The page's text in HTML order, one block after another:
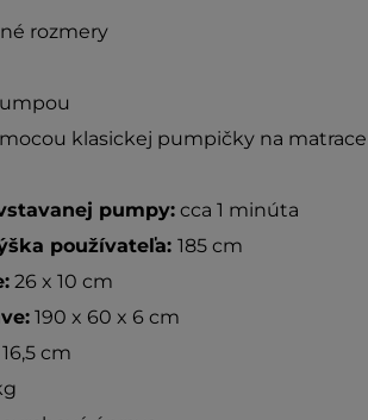
rozmery
klasickej pumpičky na matrace
pumpy:cca 1 minúta
používateľa: 185 cm
26 x 10 cm
190 x 60 x 6 cm
cm